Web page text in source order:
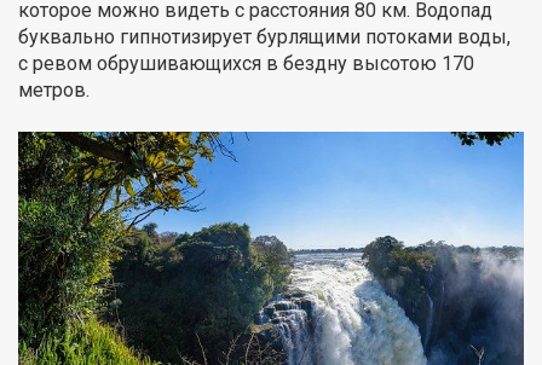
которое можно видеть с расстояния 80 км. Водопад
буквально гипнотизирует бурлящими потоками воды,
с ревом обрушивающихся в бездну высотою 170
метров.